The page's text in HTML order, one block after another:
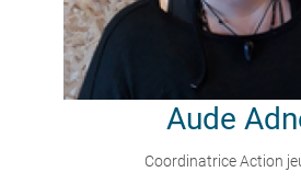
Aude
Coordinatrice Action